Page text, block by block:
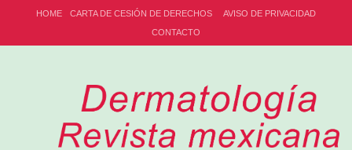
HOME CARTA DE CESIÓN DE DERECHOS
AVISO DE PRIVACIDAD
CONTACTO